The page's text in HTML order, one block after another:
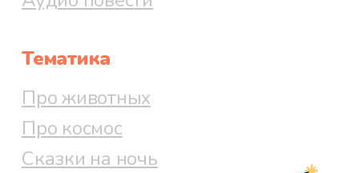
Тематика
Про животных
Про космос
Сказки на ночь